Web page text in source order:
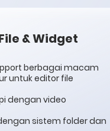
& Widget
berbagai macam
untuk editor file
dengan video
sistem folder dan